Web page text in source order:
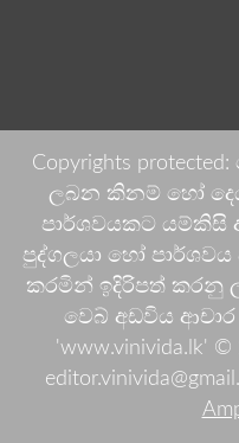
Copyrights
ලබන කිනම් හෝ
පාර්ශවයකට
පුද්ගලයා හෝ
කරමින් ඉදිරිපත් කරනු
වෙබ් අඩවිය
'www.vinivida.lk' ©